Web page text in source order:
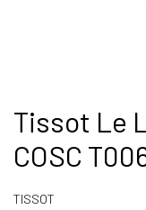
Skip
to
the
beginning
the
Tissot Le
COSC
TISSOT